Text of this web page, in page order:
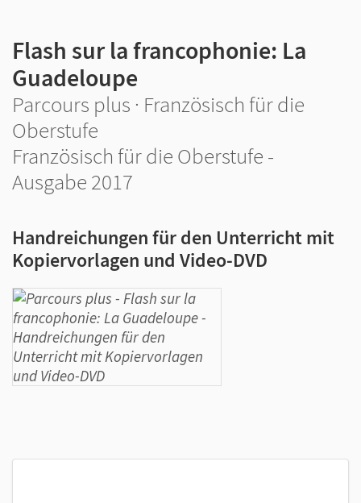
Flash sur la francophonie: La
Guadeloupe
Parcours plus · Französisch für die
Oberstufe
Französisch für die Oberstufe -
Ausgabe 2017
Handreichungen für den Unterricht mit
Kopiervorlagen und Video-DVD